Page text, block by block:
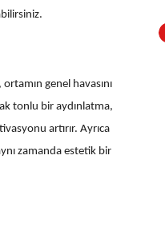
genel havasını
tonlu bir aydınlatma,
artırır. Ayrıca
zamanda estetik bir